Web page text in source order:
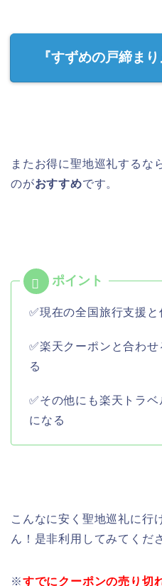
『すずめの戸締ま
またお得に聖地巡礼するな
のがおすすめです。
✅現在の全国旅行支援
✅楽天クーポンと合わ
る
✅その他にも楽天トラ
になる
こんなに安く聖地巡礼に行
ん！是非利用してみてくだ
※すでにクーポンの売り切